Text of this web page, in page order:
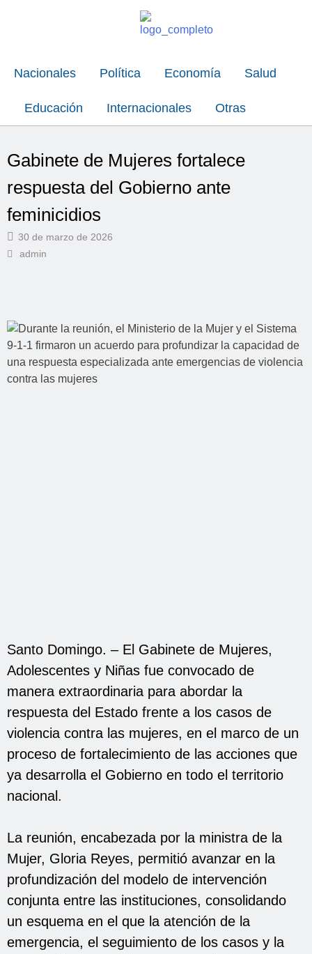
Nacionales Política Economía Salud
Educación Internacionales Otras
Gabinete de Mujeres fortalece
respuesta del Gobierno ante
feminicidios
30 de marzo de 2026
admin
Santo Domingo. – El Gabinete de Mujeres,
Adolescentes y Niñas fue convocado de
manera extraordinaria para abordar la
respuesta del Estado frente a los casos de
violencia contra las mujeres, en el marco de un
proceso de fortalecimiento de las acciones que
ya desarrolla el Gobierno en todo el territorio
nacional.
La reunión, encabezada por la ministra de la
Mujer, Gloria Reyes, permitió avanzar en la
profundización del modelo de intervención
conjunta entre las instituciones, consolidando
un esquema en el que la atención de la
emergencia, el seguimiento de los casos y la